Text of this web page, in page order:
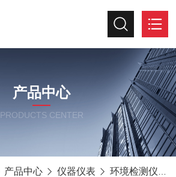
产品中心
PRODUCTS CENTER
产品中心 仪器仪表 环境检测仪器